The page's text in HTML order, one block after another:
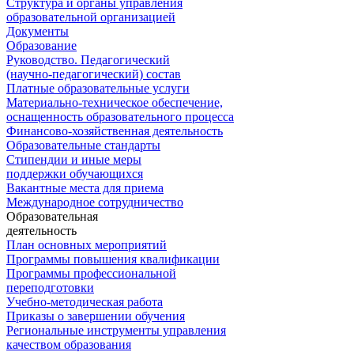
Структура и органы управления
образовательной организацией
Документы
Образование
Руководство. Педагогический
(научно-педагогический) состав
Платные образовательные услуги
Материально-техническое обеспечение,
оснащенность образовательного процесса
Финансово-хозяйственная деятельность
Образовательные стандарты
Стипендии и иные меры
поддержки обучающихся
Вакантные места для приема
Международное сотрудничество
Образовательная
деятельность
План основных мероприятий
Программы повышения квалификации
Программы профессиональной
переподготовки
Учебно-методическая работа
Приказы о завершении обучения
Региональные инструменты управления
качеством образования